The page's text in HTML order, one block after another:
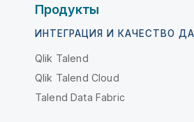
Продукты
ИНТЕГРАЦИЯ И КАЧЕСТВО
Qlik Talend
Qlik Talend Cloud
Talend Data Fabric